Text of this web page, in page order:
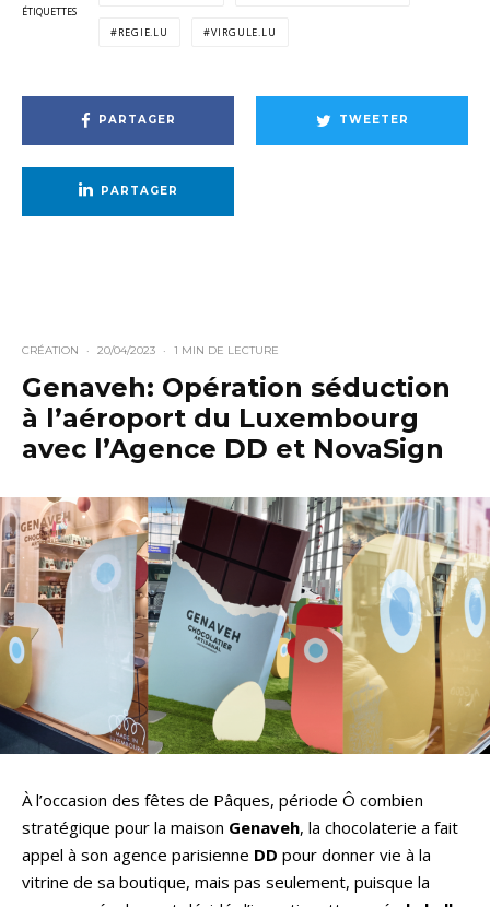
ÉTIQUETTES
REGIE.LU VIRGULE.LU
PARTAGER TWEETER
PARTAGER
CRÉATION · 20/04/2023 · 1 MIN DE LECTURE
Genaveh: Opération séduction
à l’aéroport du Luxembourg
avec l’Agence DD et NovaSign
À l’occasion des fêtes de Pâques, période Ô combien
stratégique pour la maison Genaveh, la chocolaterie a fait
appel à son agence parisienne DD pour donner vie à la
vitrine de sa boutique, mais pas seulement, puisque la